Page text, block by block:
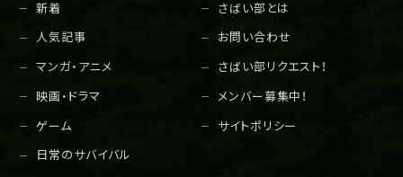
新着
人気記事
マンガ・アニメ
映画・ドラマ
ゲーム
日常のサバイバル
さばい部とは
お問い合わせ
さばい部リクエスト！
メンバー募集中！
サイトポリシー